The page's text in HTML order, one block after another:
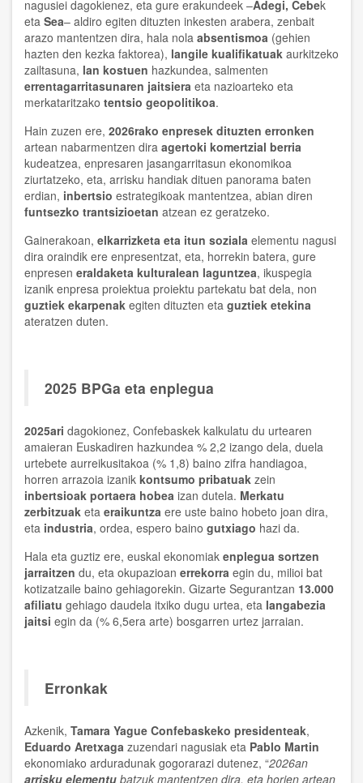
nagusiei dagokienez, eta gure erakundeek –Adegi, Cebek
eta Sea– aldiro egiten dituzten inkesten arabera, zenbait
arazo mantentzen dira, hala nola absentismoa (gehien
hazten den kezka faktorea), langile kualifikatuak aurkitzeko
zailtasuna, lan kostuen hazkundea, salmenten
errentagarritasunaren jaitsiera eta nazioarteko eta
merkataritzako tentsio geopolitikoa.
Hain zuzen ere, 2026rako enpresek dituzten erronken
artean nabarmentzen dira agertoki komertzial berria
kudeatzea, enpresaren jasangarritasun ekonomikoa
ziurtatzeko, eta, arrisku handiak dituen panorama baten
erdian, inbertsio estrategikoak mantentzea, abian diren
funtsezko trantsizioetan atzean ez geratzeko.
Gainerakoan, elkarrizketa eta itun soziala elementu nagusi
dira oraindik ere enpresentzat, eta, horrekin batera, gure
enpresen eraldaketa kulturalean laguntzea, ikuspegia
izanik enpresa proiektua proiektu partekatu bat dela, non
guztiek ekarpenak egiten dituzten eta guztiek etekina
ateratzen duten.
2025 BPGa eta enplegua
2025ari dagokionez, Confebaskek kalkulatu du urtearen
amaieran Euskadiren hazkundea % 2,2 izango dela, duela
urtebete aurreikusitakoa (% 1,8) baino zifra handiagoa,
horren arrazoia izanik kontsumo pribatuak zein
inbertsioak portaera hobea izan dutela. Merkatu
zerbitzuak eta eraikuntza ere uste baino hobeto joan dira,
eta industria, ordea, espero baino gutxiago hazi da.
Hala eta guztiz ere, euskal ekonomiak enplegua sortzen
jarraitzen du, eta okupazioan errekorra egin du, milioi bat
kotizatzaile baino gehiagorekin. Gizarte Segurantzan 13.000
afiliatu gehiago daudela itxiko dugu urtea, eta langabezia
jaitsi egin da (% 6,5era arte) bosgarren urtez jarraian.
Erronkak
Azkenik, Tamara Yague Confebaskeko presidenteak,
Eduardo Aretxaga zuzendari nagusiak eta Pablo Martin
ekonomiako arduradunak gogorarazi dutenez, “2026an
arrisku elementu batzuk mantentzen dira, eta horien artean